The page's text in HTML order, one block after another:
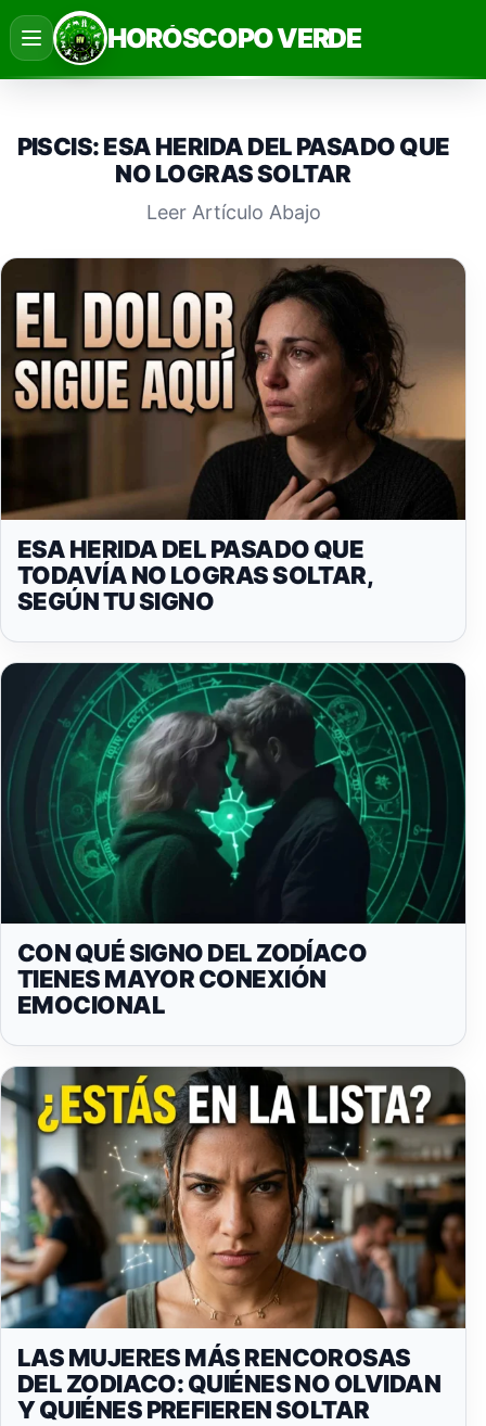
Saltar
al
contenido
HORÓSCOPO VERDE
PISCIS: ESA HERIDA DEL PASADO QUE
NO LOGRAS SOLTAR
Leer Artículo Abajo
ESA HERIDA DEL PASADO QUE
TODAVÍA NO LOGRAS SOLTAR,
SEGÚN TU SIGNO
CON QUÉ SIGNO DEL ZODÍACO
TIENES MAYOR CONEXIÓN
EMOCIONAL
LAS MUJERES MÁS RENCOROSAS
DEL ZODIACO: QUIÉNES NO OLVIDAN
Y QUIÉNES PREFIEREN SOLTAR